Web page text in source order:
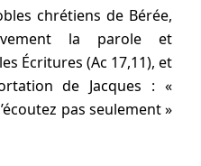
chrétiens de Bérée,
la parole et
Écritures (Ac 17,11), et
de Jacques : «
pas seulement »